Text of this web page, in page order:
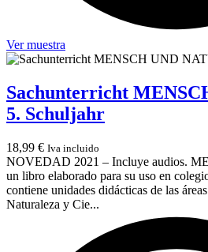
Ver muestra
Sachunterricht
5. Schuljahr
18,99 € Iva incluido
NOVEDAD 2021 – Incluye audios.
un libro elaborado para su uso en
contiene unidades didácticas de las
Naturaleza y Cie...